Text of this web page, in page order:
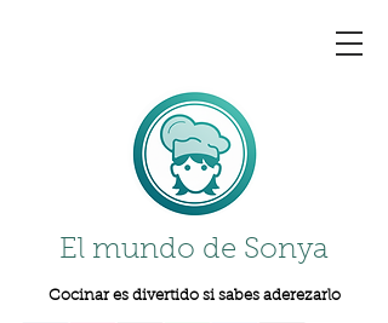
El mundo de Sonya
Cocinar es divertido si sabes aderezarlo